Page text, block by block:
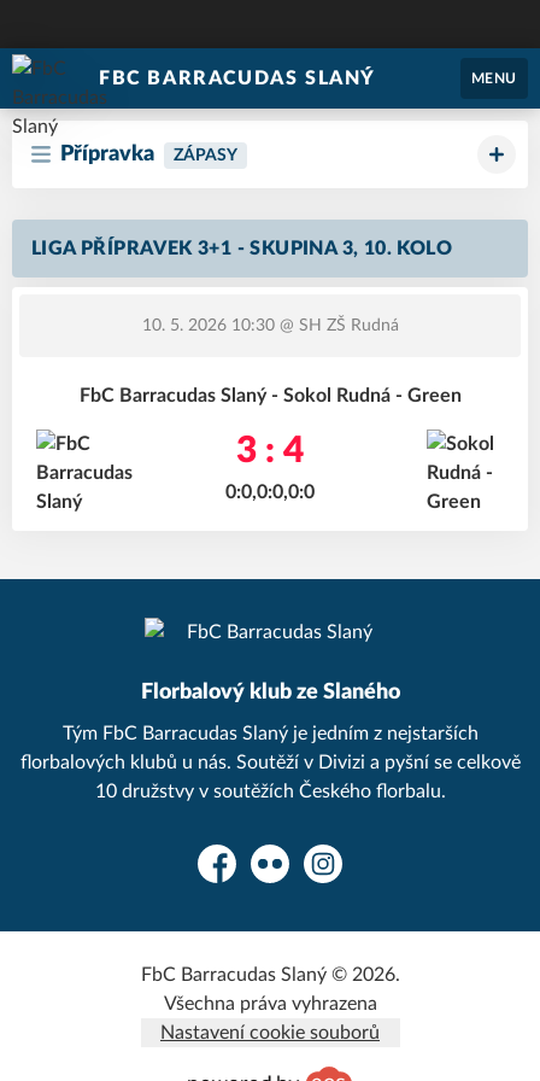
FBC BARRACUDAS SLANÝ MENU
Přípravka ZÁPASY
LIGA PŘÍPRAVEK 3+1 - SKUPINA 3, 10. KOLO
10. 5. 2026 10:30@ SH ZŠ Rudná
FbC Barracudas Slaný - Sokol Rudná - Green
3 : 4
0:0,0:0,0:0
Florbalový klub ze Slaného
Tým FbC Barracudas Slaný je jedním z nejstarších
florbalových klubů u nás. Soutěží v Divizi a pyšní se celkově
10 družstvy v soutěžích Českého florbalu.
FacebookFlickr Instagram
FbC Barracudas Slaný © 2026.
Všechna práva vyhrazena
Nastavení cookie souborů